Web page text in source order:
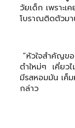
วัยเด็ก เพราะ
โบราณติดตัวม
“หัวใจสำคัญข
ตำใหม่ๆ เคี่ยว
มีรสหอมมัน เค็
กล่าว